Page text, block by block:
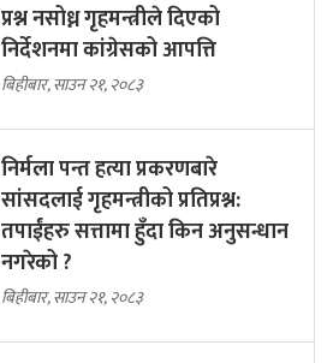
प्रश्न नसोध्न गृहमन्त्रीले दिएको
निर्देशनमा कांग्रेसको आपत्ति
बिहीबार, साउन २१, २०८३
निर्मला पन्त हत्या प्रकरणबारे
सांसदलाई गृहमन्त्रीको प्रतिप्रश्न:
तपाईंहरु सत्तामा हुँदा किन अनुसन्धान
नगरेको ?
बिहीबार, साउन २१, २०८३